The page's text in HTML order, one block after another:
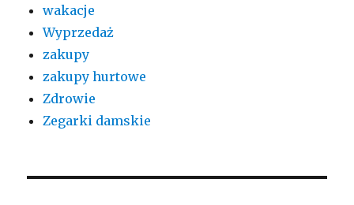
wakacje
Wyprzedaż
zakupy
zakupy hurtowe
Zdrowie
Zegarki damskie